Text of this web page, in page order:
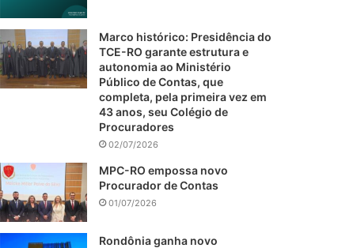
Marco histórico: Presidência do
TCE-RO garante estrutura e
autonomia ao Ministério
Público de Contas, que
completa, pela primeira vez em
43 anos, seu Colégio de
Procuradores
02/07/2026
MPC-RO empossa novo
Procurador de Contas
01/07/2026
Rondônia ganha novo